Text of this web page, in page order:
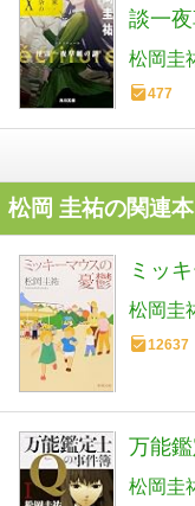
談一
松岡圭
477
松岡 圭祐の関連本
ミッ
松岡圭
12637
万能
松岡圭